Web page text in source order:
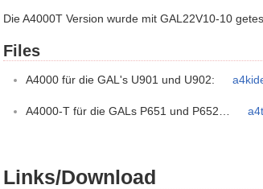
Die A4000T Version wurde mit GAL22V10-10
Files
A4000 für die GAL's U901 und U902:
A4000-T für die GALs P651 und P652…
Links/Download